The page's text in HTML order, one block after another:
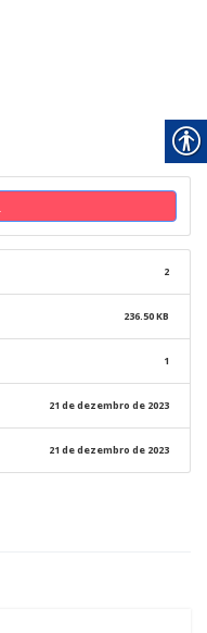
2
236.50 KB
1
21 de dezembro de 2023
21 de dezembro de 2023